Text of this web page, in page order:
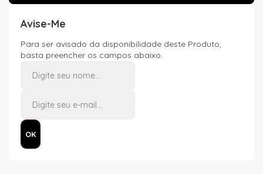
Avise-Me
Para ser avisado da disponibilidade deste Produto,
basta preencher os campos abaixo.